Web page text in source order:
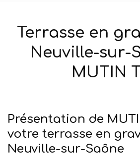
Terrasse en
Neuville-sur-
MUTIN
Présentation de
votre terrasse en
Neuville-sur-Saône